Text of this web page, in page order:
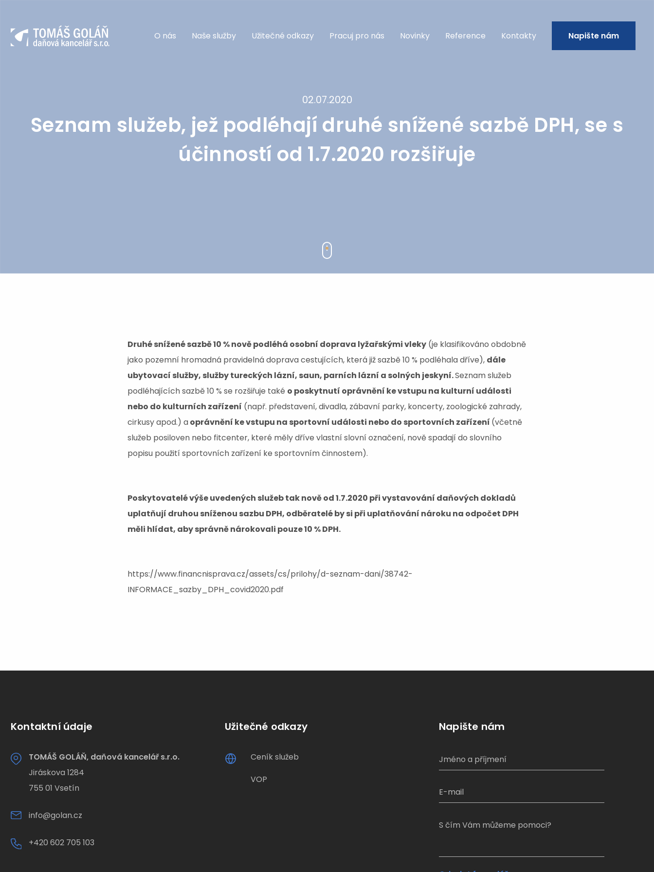
O nás Naše služby Užitečné odkazy Pracuj pro nás Novinky Reference Kontakty Napište nám
02.07.2020
Seznam služeb, jež podléhají druhé snížené sazbě DPH, se s
účinností od 1.7.2020 rozšiřuje
Druhé snížené sazbě 10 % nově podléhá osobní doprava lyžařskými vleky (je klasifikováno obdobně
jako pozemní hromadná pravidelná doprava cestujících, která již sazbě 10 % podléhala dříve), dále
ubytovací služby, služby tureckých lázní, saun, parních lázní a solných jeskyní.Seznam služeb
podléhajících sazbě 10 % se rozšiřuje také o poskytnutí oprávnění ke vstupu na kulturní události
nebo do kulturních zařízení (např. představení, divadla, zábavní parky, koncerty, zoologické zahrady,
cirkusy apod.) aoprávnění ke vstupu na sportovní události nebo do sportovních zařízení (včetně
služeb posiloven nebo fitcenter, které měly dříve vlastní slovní označení, nově spadají do slovního
popisu použití sportovních zařízení ke sportovním činnostem).
Poskytovatelé výše uvedených služeb tak nově od 1.7.2020 při vystavování daňových dokladů
uplatňují druhou sníženou sazbu DPH, odběratelé by si při uplatňování nároku na odpočet DPH
měli hlídat, aby správně nárokovali pouze 10 % DPH.
https://www.financnisprava.cz/assets/cs/prilohy/d-seznam-dani/38742-
INFORMACE_sazby_DPH_covid2020.pdf
Kontaktní údaje
TOMÁŠ GOLÁŇ, daňová kancelář s.r.o.
Jiráskova 1284
755 01 Vsetín
info@golan.cz
+420 602 705 103
Užitečné odkazy
Ceník služeb
VOP
Napište nám
S čím Vám můžeme pomoci?